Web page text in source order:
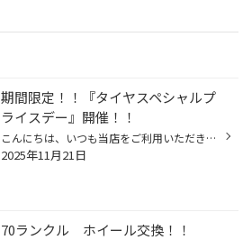
期間限定！！『タイヤスペシャルプ
ライスデー』開催！！
こんにちは、いつも当店をご利用いただきましてありがとうございます。 本日より、コクピット・タイヤ館におきまして、 期間限定！ サイズ限定！！ 数量限定！！！ お得にお買い求めいただける、「タイヤスペシャルプライスデー」がスタートします！ お得なタイヤのご紹介！！ ワゴンR、N-BOX、タン...
2025年11月21日
70ランクル ホイール交換！！